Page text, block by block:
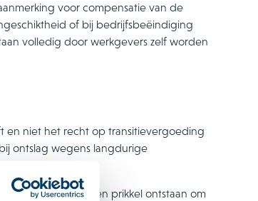
voor compensatie van de
of bij bedrijfsbeëindiging
volledig door werkgevers zelf worden
en niet het recht op transitievergoeding
ontslag wegens langdurige
kan een prikkel ontstaan om